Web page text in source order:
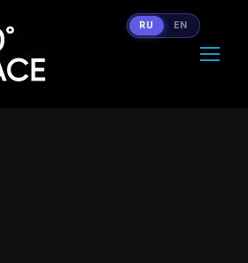
RU EN